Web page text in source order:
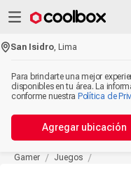
San Isidro ,Lima
Para brindarte una mejor
disponibles en tu área. La
conforme nuestra Política de
Agregar ubicación
Gamer Juegos